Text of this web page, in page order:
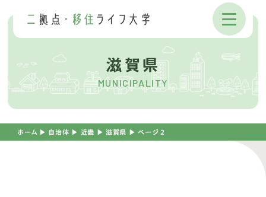
滋賀県
MUNICIPALITY
ホーム ▶︎ 自治体 ▶︎ 近畿 ▶︎滋賀県 ▶︎ ページ 2